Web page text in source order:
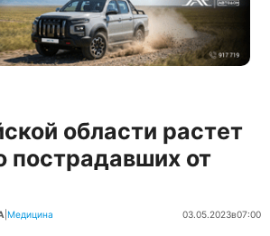
области растет
пострадавших от
Медицина 03.05.2023в07:00